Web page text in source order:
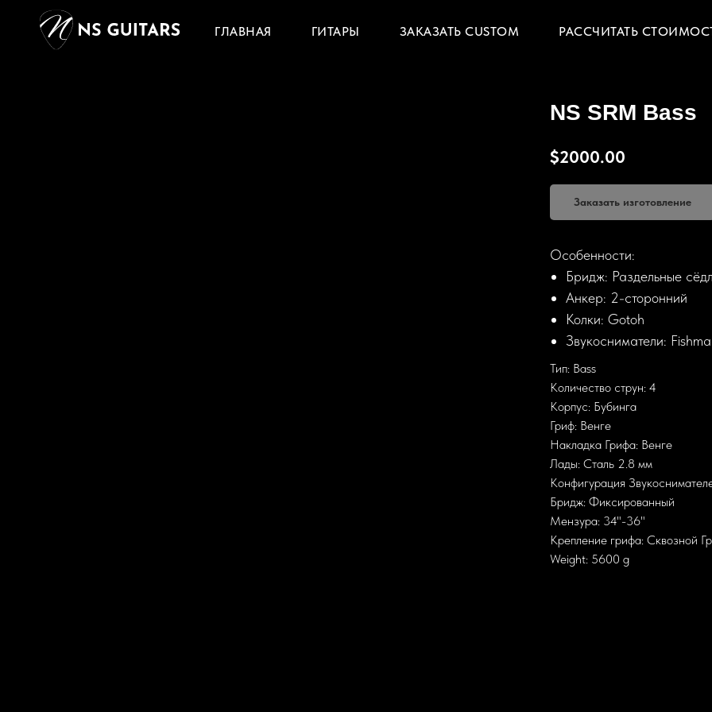
ГЛАВНАЯ ГИТАРЫ ЗАКАЗАТЬ CUSTOM РАССЧИТАТЬ
NS SRM Bass
$2000.00
Заказать изготовление
Особенности:
Бридж: Раздельные
Анкер: 2-сторонний
Колки: Gotoh
Звукосниматели:
Тип: Bass
Количество струн: 4
Корпус: Бубинга
Гриф: Венге
Накладка Грифа: Венге
Лады: Сталь 2.8 мм
Конфигурация
Бридж: Фиксированный
Мензура: 34"-36"
Крепление грифа: Сквозной
Weight: 5600 g